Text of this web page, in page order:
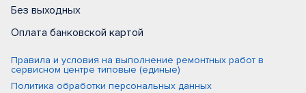
Без выходных
Оплата банковской картой
Правила и условия на выполнение ремонтных работ в
сервисном центре типовые (единые)
Политика обработки персональных данных